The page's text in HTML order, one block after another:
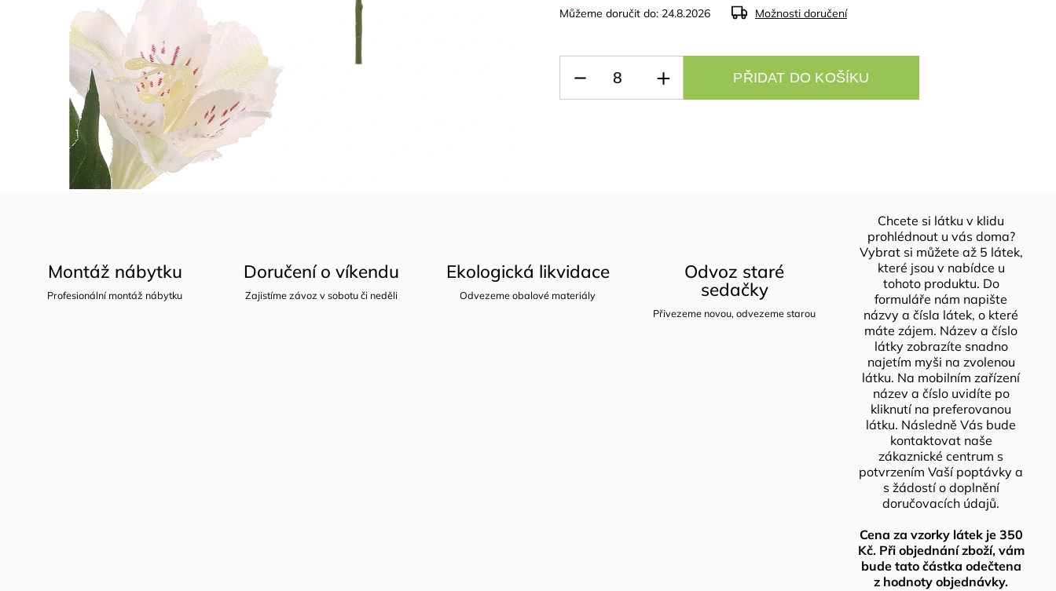
Můžeme doručit do: 24.8.2026 Možnosti doručení
PŘIDAT DO KOŠÍKU
Montáž nábytku
Profesionální montáž nábytku
Doručení o víkendu
Zajistíme závoz v sobotu či neděli
Ekologická likvidace
Odvezeme obalové materiály
Odvoz staré
sedačky
Přivezeme novou, odvezeme starou
Chcete si látku v klidu
prohlédnout u vás doma?
Vybrat si můžete až 5 látek,
které jsou v nabídce u
tohoto produktu. Do
formuláře nám napište
názvy a čísla látek, o které
máte zájem. Název a číslo
látky zobrazíte snadno
najetím myši na zvolenou
látku. Na mobilním zařízení
název a číslo uvidíte po
kliknutí na preferovanou
látku. Následně Vás bude
kontaktovat naše
zákaznické centrum s
potvrzením Vaší poptávky a
s žádostí o doplnění
doručovacích údajů.
Cena za vzorky látek je 350
Kč. Při objednání zboží, vám
bude tato částka odečtena
z hodnoty objednávky.